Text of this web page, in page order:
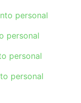
personal
personal
personal
personal